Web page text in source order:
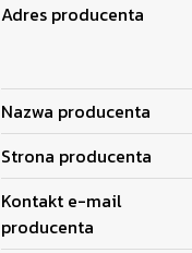
Adres producenta
Nazwa producenta
Strona producenta
Kontakt e-mail
producenta